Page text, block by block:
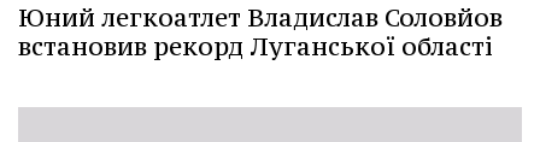
Юний легкоатлет Владислав Соловйов
встановив рекорд Луганської області